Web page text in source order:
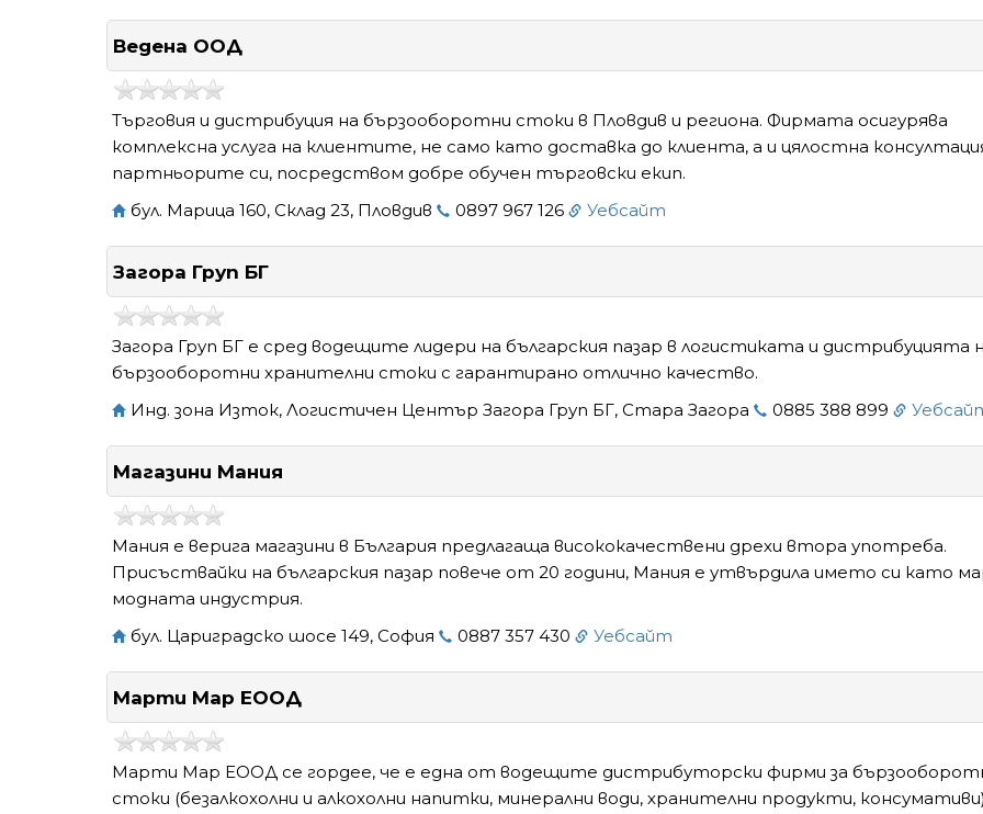
Ведена ООД
Търговия и дистрибуция на бързооборотни стоки в Пловдив и региона. Фирмата осигурява
комплексна услуга на клиентите, не само като доставка до клиента, а и цялостна
партньорите си, посредством добре обучен търговски екип.
бул. Марица 160, Склад 23, Пловдив
0897 967 126 Уебсайт
Загора Груп БГ
Загора Груп БГ е сред водещите лидери на българския пазар в логистиката и дистрибуцията
бързооборотни хранителни стоки с гарантирано отлично качество.
Инд. зона Изток, Логистичен Център Загора Груп БГ, Стара Загора
0885 388 899
Магазини Мания
Мания е верига магазини в България предлагаща висококачествени дрехи втора употреба.
Присъствайки на българския пазар повече от 20 години, Мания е утвърдила името си като
модната индустрия.
бул. Цариградско шосе 149, София
0887 357 430 Уебсайт
Марти Мар ЕООД
Марти Мар ЕООД се гордее, че е една от водещите дистрибуторски фирми за
стоки (безалкохолни и алкохолни напитки, минерални води, хранителни продукти,